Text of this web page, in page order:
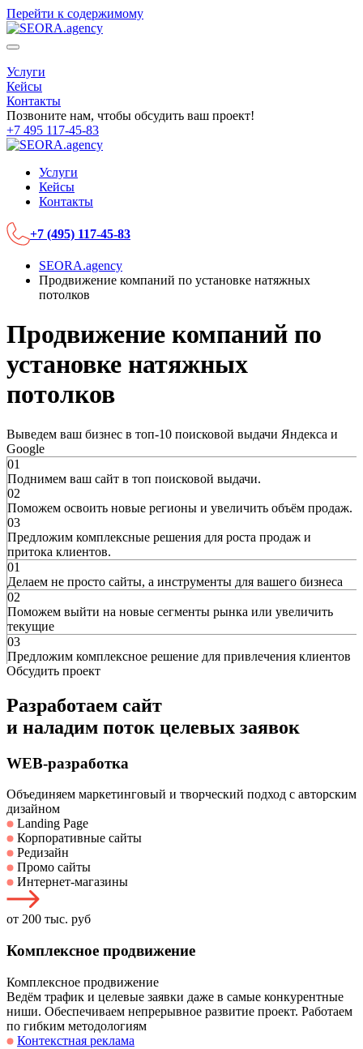
Перейти к содержимому
Услуги
Кейсы
Контакты
Позвоните нам, чтобы обсудить ваш проект!
+7 495 117-45-83
Услуги
Кейсы
Контакты
+7 (495) 117-45-83
SEORA.agency
Продвижение компаний по установке натяжных
потолков
Продвижение компаний по
установке натяжных
потолков
Выведем ваш бизнес в топ-10 поисковой выдачи Яндекса и
Google
01
Поднимем ваш сайт в топ поисковой выдачи.
02
Поможем освоить новые регионы и увеличить объём продаж.
03
Предложим комплексные решения для роста продаж и
притока клиентов.
01
Делаем не просто сайты, а инструменты для вашего бизнеса
02
Поможем выйти на новые сегменты рынка или увеличить
текущие
03
Предложим комплексное решение для привлечения клиентов
Обсудить проект
Разработаем сайт
и наладим поток целевых заявок
WEB-разработка
Объединяем маркетинговый и творческий подход с авторским
дизайном
Landing Page
Корпоративные сайты
Редизайн
Промо сайты
Интернет-магазины
от 200 тыс. руб
Комплексное продвижение
Комплексное продвижение
Ведём трафик и целевые заявки даже в самые конкурентные
ниши. Обеспечиваем непрерывное развитие проект. Работаем
по гибким методологиям
Контекстная реклама